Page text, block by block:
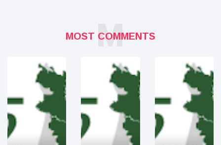
MOST COMMENTS
M